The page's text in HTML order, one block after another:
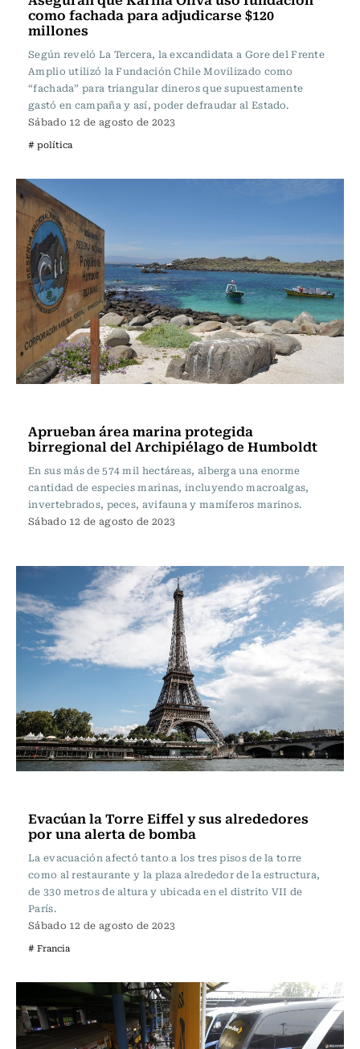
como fachada para adjudicarse $120
millones
Según reveló La Tercera, la excandidata a Gore del Frente
Amplio utilizó la Fundación Chile Movilizado como
“fachada” para triangular dineros que supuestamente
gastó en campaña y así, poder defraudar al Estado.
Sábado 12 de agosto de 2023
# política
Aprueban área marina protegida
birregional del Archipiélago de Humboldt
En sus más de 574 mil hectáreas, alberga una enorme
cantidad de especies marinas, incluyendo macroalgas,
invertebrados, peces, avifauna y mamíferos marinos.
Sábado 12 de agosto de 2023
Evacúan la Torre Eiffel y sus alrededores
por una alerta de bomba
La evacuación afectó tanto a los tres pisos de la torre
como al restaurante y la plaza alrededor de la estructura,
de 330 metros de altura y ubicada en el distrito VII de
París.
Sábado 12 de agosto de 2023
# Francia